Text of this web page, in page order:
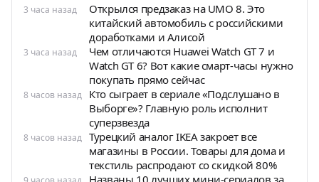
3 часа назад
Открылся предзаказ на UMO 8. Это
китайский автомобиль с российскими
доработками и Алисой
3 часа назад
Чем отличаются Huawei Watch GT 7 и
Watch GT 6? Вот какие смарт-часы нужно
покупать прямо сейчас
8 часов назад
Кто сыграет в сериале «Подслушано в
Выборге»? Главную роль исполнит
суперзвезда
8 часов назад Турецкий аналог IKEA закроет все
магазины в России. Товары для дома и
текстиль распродают со скидкой 80%
Названы 10 лучших мини-сериалов за